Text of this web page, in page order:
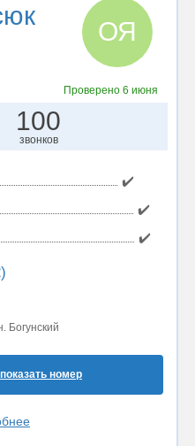
ОЯ
Проверено6 июня
100
звонков
✔️
✔️
✔️
Богунский
показать номер